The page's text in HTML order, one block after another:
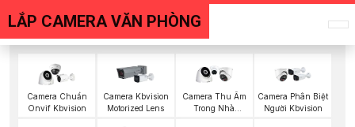
LẮP CAMERA VĂN PHÒNG
Camera Chuẩn
Onvif Kbvision
Camera Kbvision
Motorized Lens
Camera Thu Âm
Trong Nhà
Camera Phân Biệt
Người Kbvision